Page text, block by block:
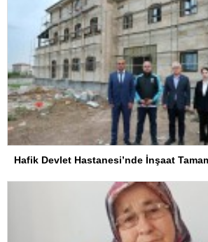
Hafik Devlet Hastanesi’nde İnşaat